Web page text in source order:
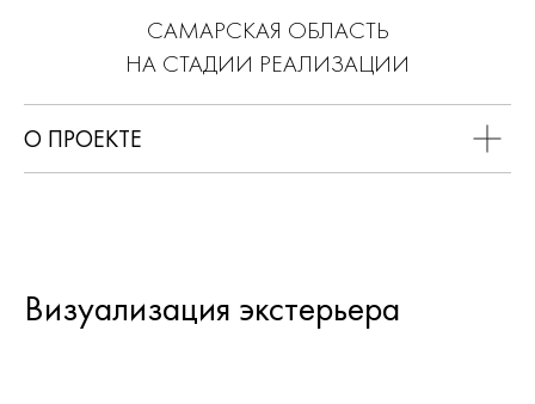
САМАРСКАЯ ОБЛАСТЬ
НА СТАДИИ РЕАЛИЗАЦИИ
О ПРОЕКТЕ
Визуализация экстерьера